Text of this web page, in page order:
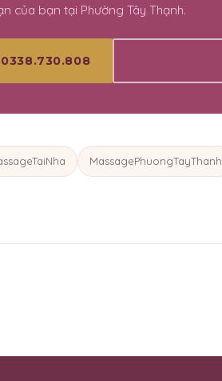
của bạn tại Phường Tây Thạnh.
MassagePhuongTayThanh